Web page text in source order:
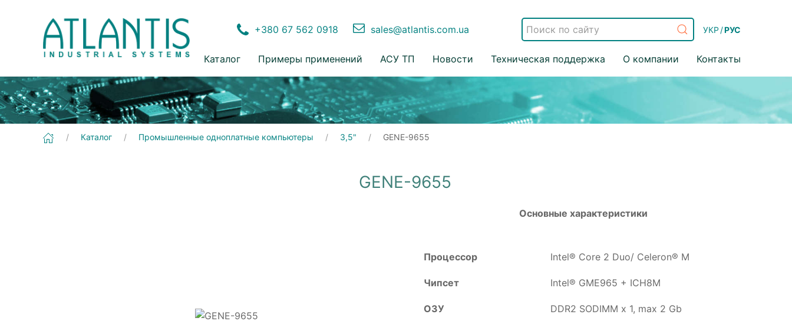
+380 67 562 0918 sales@atlantis.com.ua УКР /РУС
Каталог Примеры применений АСУ ТП Новости Техническая поддержка О компании Контакты
Каталог Промышленные одноплатные компьютеры 3,5" GENE-9655
GENE-9655
Основные характеристики
Процессор Intel® Core 2 Duo/ Celeron® M
Чипсет Intel® GME965 + ICH8M
ОЗУ DDR2 SODIMM x 1, max 2 Gb